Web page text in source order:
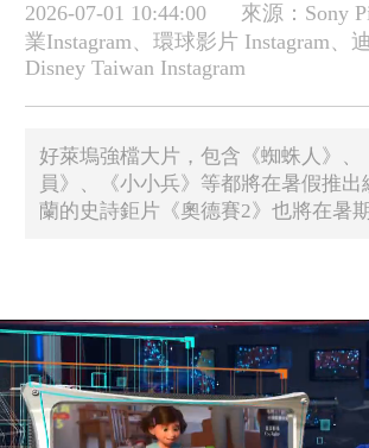
2026-07-01 10:44:00
來源：Sony
業Instagram、環球影片 Instagram、
Disney Taiwan Instagram
好萊塢強檔大片，包含《蜘蛛人》、
員》、《小小兵》等都將在暑假推出
蘭的史詩鉅片《奧德賽2》也將在暑期